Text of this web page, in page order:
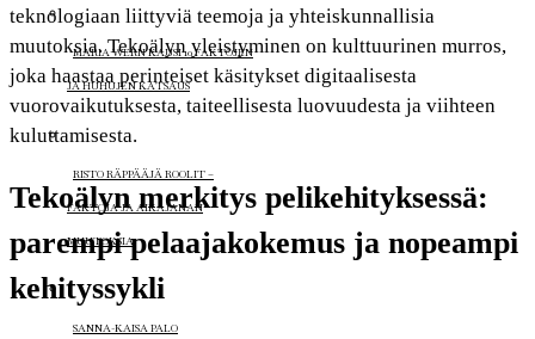
MARIA WERN KAUSI 10 FAKTOJEN
JA HUHUJEN KATSAUS
RISTO RÄPPÄÄJÄ ROOLIT –
FAKTOJA JA AIKAJANAN
MUUTOKSIA
SANNA-KAISA PALO
teknologiaan liittyviä teemoja ja yhteiskunnallisia
muutoksia. Tekoälyn yleistyminen on kulttuurinen murros,
joka haastaa perinteiset käsitykset digitaalisesta
vuorovaikutuksesta, taiteellisesta luovuudesta ja viihteen
kuluttamisesta.
Tekoälyn merkitys pelikehityksessä:
parempi pelaajakokemus ja nopeampi
kehityssykli